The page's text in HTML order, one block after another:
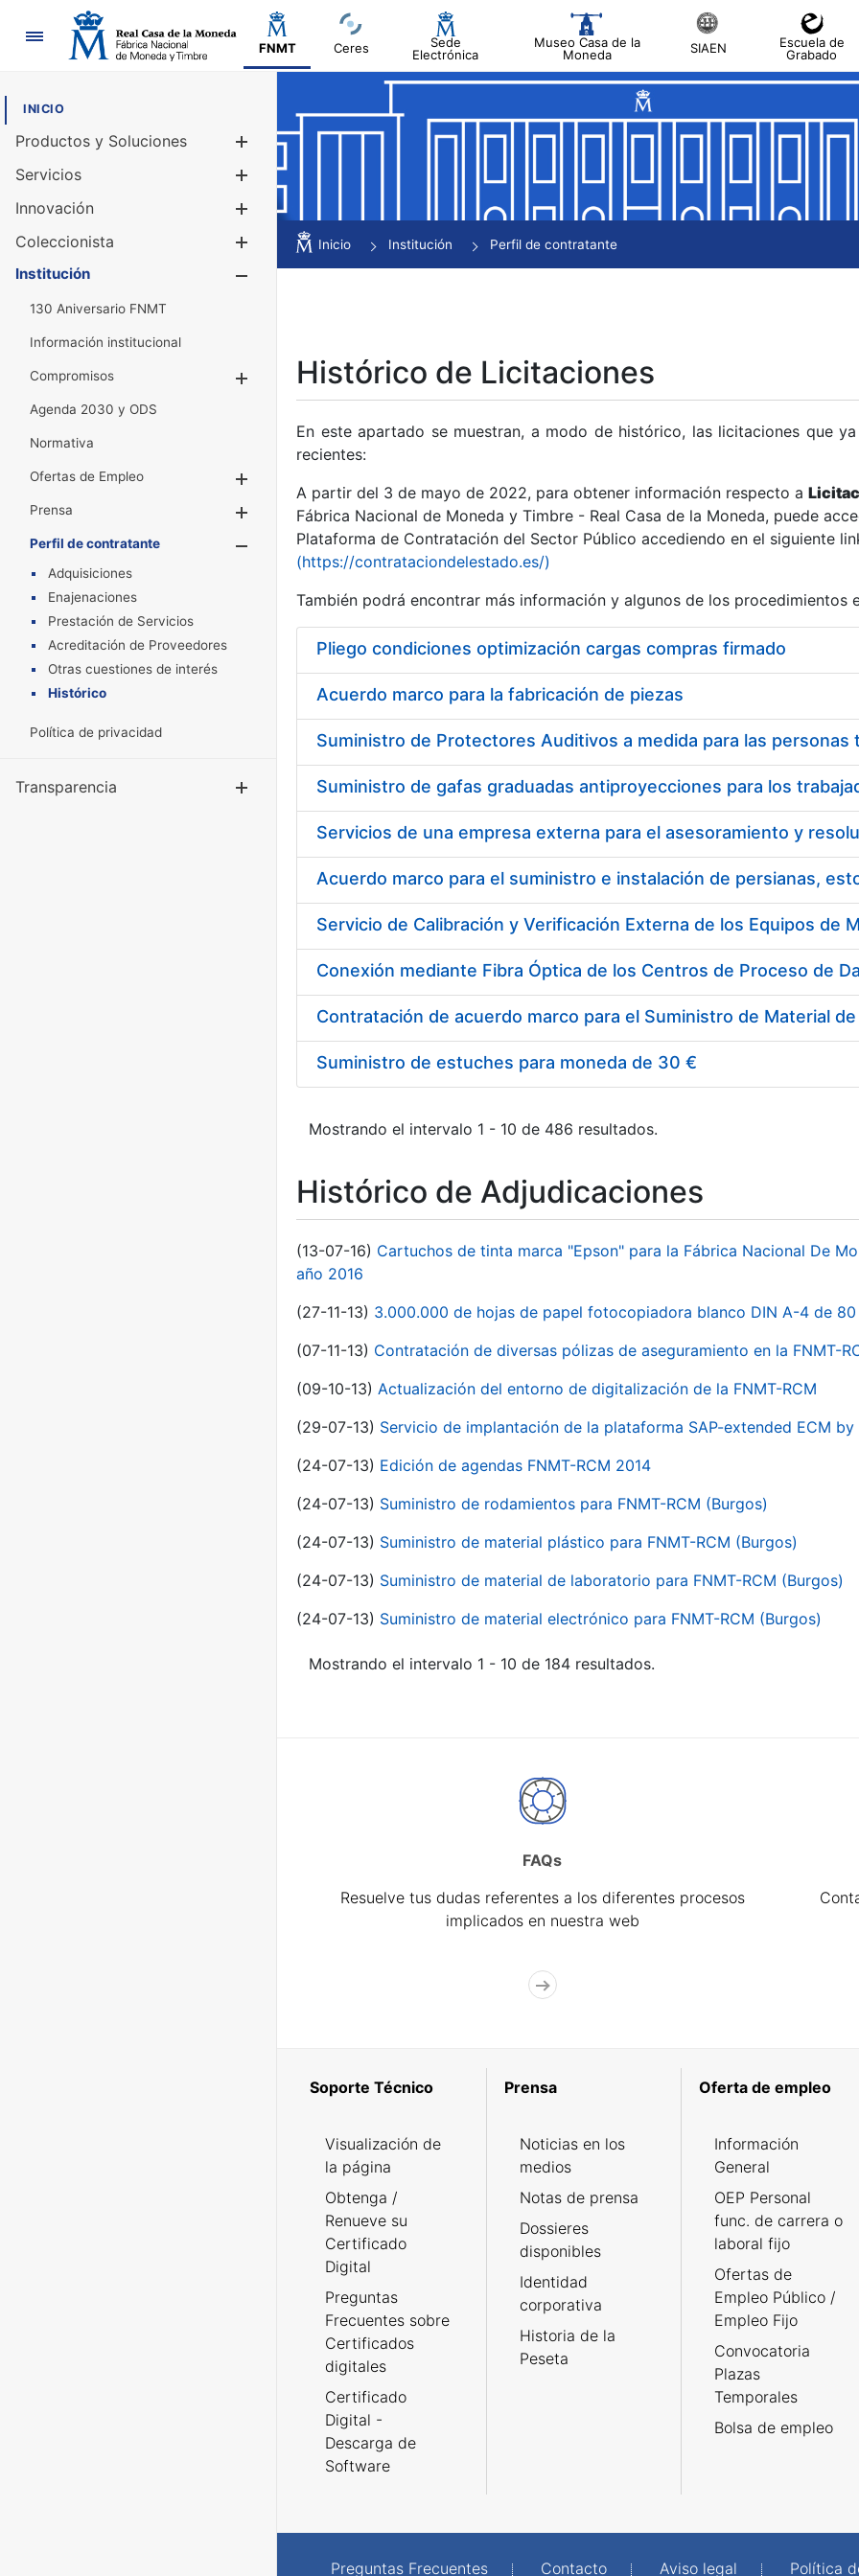
Navegación
FNMT Ceres
Sede
Electrónica
Museo Casa de la
Moneda
SIAEN
Escuela de
Grabado
INICIO
Productos y Soluciones
Mostrar/Ocultar
Servicios
Innovación
Coleccionista
Mostrar/Ocultar
Institución
130 Aniversario FNMT
Información institucional
Compromisos
Mostrar/Ocultar
Agenda 2030 y ODS
Normativa
Ofertas de Empleo
Prensa
Mostrar/Ocultar
Perfil de contratante
Mostrar/Ocultar
Adquisiciones
Enajenaciones
Prestación de Servicios
Acreditación de Proveedores
Otras cuestiones de interés
Histórico
Política de privacidad
Transparencia Mostrar/Ocultar
Inicio Institución Perfil de contratante
Histórico de Licitaciones
En este apartado se muestran, a modo de histórico, las licitaciones que
recientes:
A partir del 3 de mayo de 2022, para obtener información respecto a
Fábrica Nacional de Moneda y Timbre - Real Casa de la Moneda, puede
Plataforma de Contratación del Sector Público accediendo en el siguiente
(https://contrataciondelestado.es/)
También podrá encontrar más información y algunos de los procedimientos
Pliego condiciones optimización cargas compras firmado
Acuerdo marco para la fabricación de piezas
Acuerdo marco para el suministro e instalación de persianas,
Suministro de estuches para moneda de 30 €
Mostrando el intervalo 1 - 10 de 486 resultados.
Histórico de Adjudicaciones
(13-07-16) Cartuchos de tinta marca "Epson" para la Fábrica Nacional De
año 2016
(27-11-13) 3.000.000 de hojas de papel fotocopiadora blanco DIN A-4 de 80
(07-11-13) Contratación de diversas pólizas de aseguramiento en la FNMT-
(09-10-13) Actualización del entorno de digitalización de la FNMT-RCM
(29-07-13) Servicio de implantación de la plataforma SAP-extended ECM by
(24-07-13) Edición de agendas FNMT-RCM 2014
(24-07-13) Suministro de rodamientos para FNMT-RCM (Burgos)
(24-07-13) Suministro de material plástico para FNMT-RCM (Burgos)
(24-07-13) Suministro de material de laboratorio para FNMT-RCM (Burgos)
(24-07-13) Suministro de material electrónico para FNMT-RCM (Burgos)
Mostrando el intervalo 1 - 10 de 184 resultados.
FAQs
Resuelve tus dudas referentes a los diferentes procesos
implicados en nuestra web
Soporte Técnico
Visualización de
la página
Obtenga /
Renueve su
Certificado
Digital
Preguntas
Frecuentes sobre
Certificados
digitales
Certificado
Digital -
Descarga de
Software
Prensa
Noticias en los
medios
Notas de prensa
Dossieres
disponibles
Identidad
corporativa
Historia de la
Peseta
Oferta de empleo
Información
General
OEP Personal
func. de carrera o
laboral fijo
Ofertas de
Empleo Público /
Empleo Fijo
Convocatoria
Plazas
Temporales
Bolsa de empleo
Preguntas Frecuentes Contacto Aviso legal Política